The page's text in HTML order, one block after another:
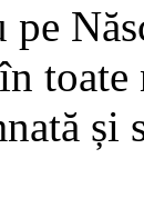
pe
și